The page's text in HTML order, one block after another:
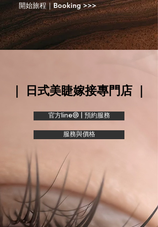
開始旅程｜Booking >>>
｜ 日式美睫嫁接專門店 ｜
官方line@ | 預約服務
服務與價格